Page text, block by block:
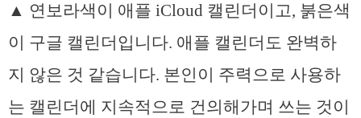
▲ 연보라색이 애플 iCloud 캘린더이고, 붉은색
이 구글 캘린더입니다. 애플 캘린더도 완벽하
지 않은 것 같습니다. 본인이 주력으로 사용하
는 캘린더에 지속적으로 건의해가며 쓰는 것이